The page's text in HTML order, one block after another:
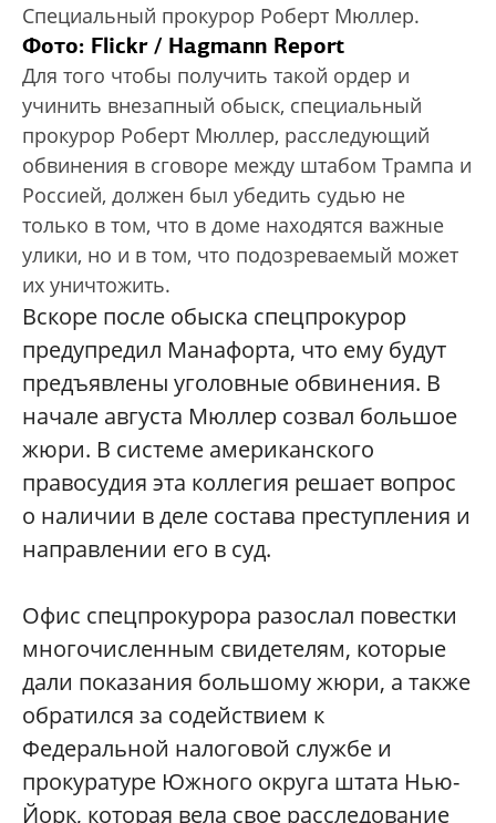
Специальный прокурор Роберт Мюллер.
Фото: Flickr / Hagmann Report
Для того чтобы получить такой ордер и
учинить внезапный обыск, специальный
прокурор Роберт Мюллер, расследующий
обвинения в сговоре между штабом Трампа и
Россией, должен был убедить судью не
только в том, что в доме находятся важные
улики, но и в том, что подозреваемый может
их уничтожить.
Вскоре после обыска спецпрокурор
предупредил Манафорта, что ему будут
предъявлены уголовные обвинения. В
начале августа Мюллер созвал большое
жюри. В системе американского
правосудия эта коллегия решает вопрос
о наличии в деле состава преступления и
направлении его в суд.
Офис спецпрокурора разослал повестки
многочисленным свидетелям, которые
дали показания большому жюри, а также
обратился за содействием к
Федеральной налоговой службе и
прокуратуре Южного округа штата Нью-
Йорк, которая вела свое расследование